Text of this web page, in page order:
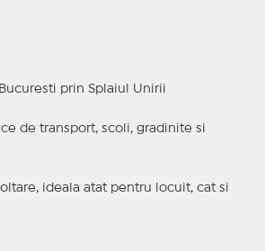
prin Splaiul Unirii
de transport, scoli, gradinite si
ideala atat pentru locuit, cat si